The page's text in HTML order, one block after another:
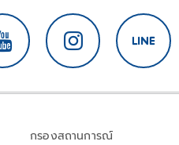
กรองสถานการณ์